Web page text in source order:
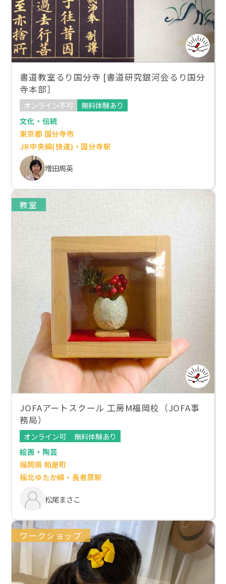
書道教室るり国分寺 [書道研究銀河会るり国分
寺本部］
オンライン不可
無料体験あり
文化・伝統
東京都 国分寺市
JR中央線(快速)・国分寺駅
増田周英
教室
JOFAアートスクール 工房M福岡校（JOFA事
務局）
オンライン可
無料体験あり
絵画・陶芸
福岡県 粕屋町
福北ゆたか線・長者原駅
松尾まさこ
ワークショップ